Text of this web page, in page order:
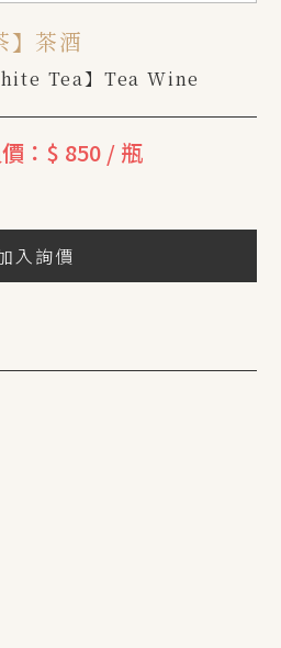
】茶酒
Tea】Tea Wine
：$ 850 / 瓶
入詢價